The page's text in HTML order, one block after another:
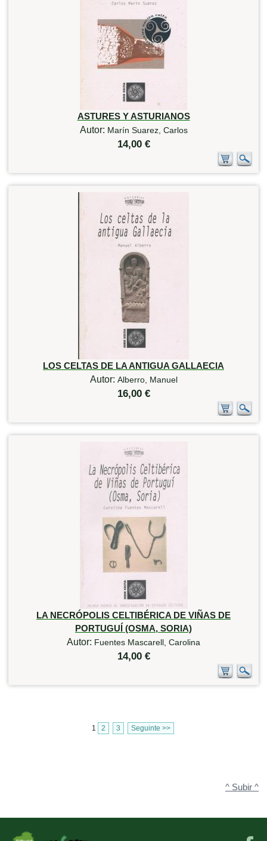
ASTURES Y ASTURIANOS
Autor: Marín Suarez, Carlos
14,00 €
LOS CELTAS DE LA ANTIGUA GALLAECIA
Autor: Alberro, Manuel
16,00 €
LA NECRÓPOLIS CELTIBÉRICA DE VIÑAS DE
PORTUGUÍ (OSMA, SORIA)
Autor: Fuentes Mascarell, Carolina
14,00 €
1 2 3 Seguinte >>
^ Subir ^